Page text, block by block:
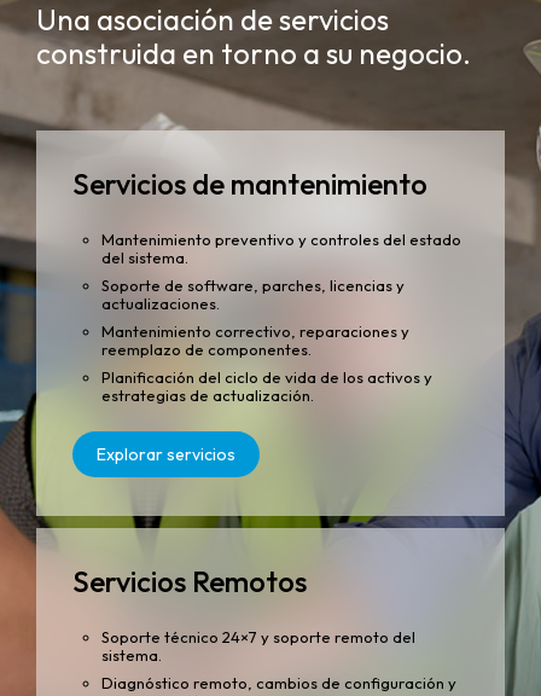
Una asociación de servicios
construida en torno a su negocio.
Servicios de mantenimiento
Mantenimiento preventivo y controles del estado
del sistema.
Soporte de software, parches, licencias y
actualizaciones.
Mantenimiento correctivo, reparaciones y
reemplazo de componentes.
Planificación del ciclo de vida de los activos y
estrategias de actualización.
Explorar servicios
Servicios Remotos
Soporte técnico 24×7 y soporte remoto del
sistema.
Diagnóstico remoto, cambios de configuración y